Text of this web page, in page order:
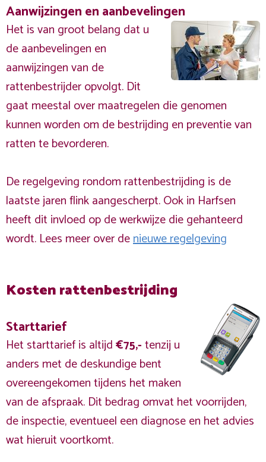
Aanwijzingen en aanbevelingen
Het is van groot belang dat u
de aanbevelingen en
aanwijzingen van de
rattenbestrijder opvolgt. Dit
gaat meestal over maatregelen die genomen
kunnen worden om de bestrijding en preventie van
ratten te bevorderen.
De regelgeving rondom rattenbestrijding is de
laatste jaren flink aangescherpt. Ook in Harfsen
heeft dit invloed op de werkwijze die gehanteerd
wordt. Lees meer over denieuwe regelgeving
Kosten rattenbestrijding
Starttarief
Het starttarief is altijd€75,-tenzij u
anders met de deskundige bent
overeengekomen tijdens het maken
van de afspraak. Dit bedrag omvat het voorrijden,
de inspectie, eventueel een diagnose en het advies
wat hieruit voortkomt.